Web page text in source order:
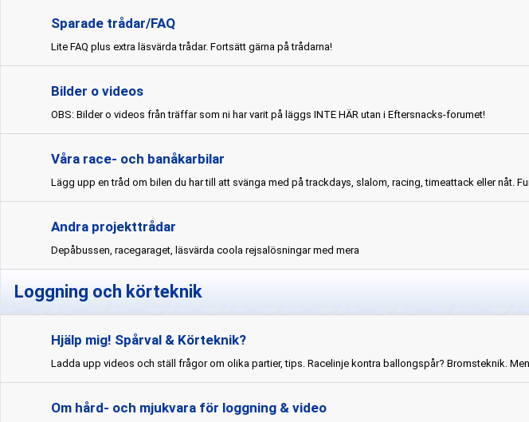
Sparade trådar/FAQ
Lite FAQ plus extra läsvärda trådar. Fortsätt gärna på trådarna!
Bilder o videos
OBS: Bilder o videos från träffar som ni har varit på läggs INTE HÄR utan i Eftersnacks-forumet!
Våra race- och banåkarbilar
Lägg upp en tråd om bilen du har till att svänga med på trackdays, slalom, racing, timeattack eller nåt.
Andra projekttrådar
Depåbussen, racegaraget, läsvärda coola rejsalösningar med mera
Loggning och körteknik
Hjälp mig! Spårval & Körteknik?
Ladda upp videos och ställ frågor om olika partier, tips. Racelinje kontra ballongspår? Bromsteknik.
Om hård- och mjukvara för loggning & video